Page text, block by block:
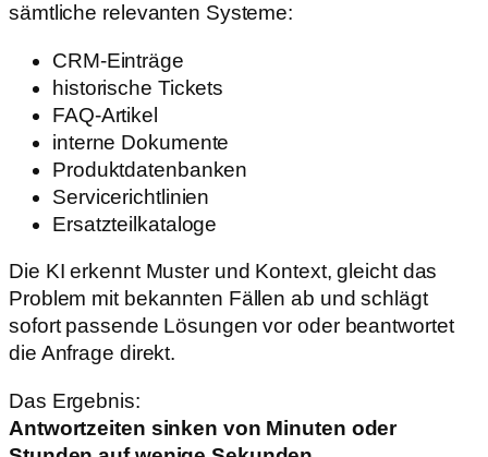
sämtliche relevanten Systeme:
CRM-Einträge
historische Tickets
FAQ-Artikel
interne Dokumente
Produktdatenbanken
Servicerichtlinien
Ersatzteilkataloge
Die KI erkennt Muster und Kontext, gleicht das
Problem mit bekannten Fällen ab und schlägt
sofort passende Lösungen vor oder beantwortet
die Anfrage direkt.
Das Ergebnis:
Antwortzeiten sinken von Minuten oder